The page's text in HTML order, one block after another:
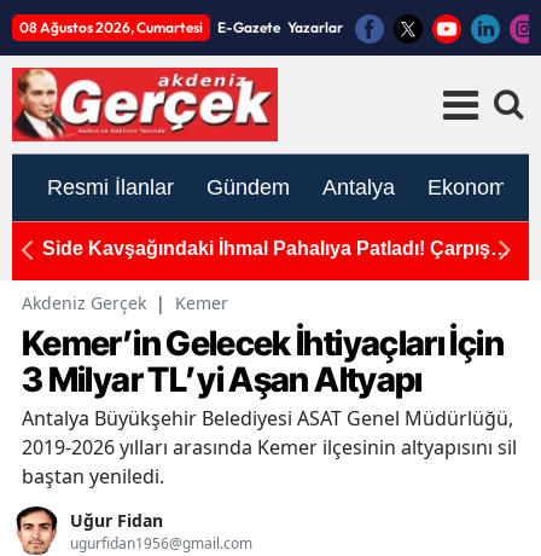
08 Ağustos 2026, Cumartesi E-Gazete Yazarlar
Resmi İlanlar Gündem Antalya Ekonomi
Side Kavşağındaki İhmal Pahalıya Patladı! Çarpışma
Akdeniz Gerçek | Kemer
Kemer’in Gelecek İhtiyaçları İçin
3 Milyar TL’yi Aşan Altyapı
Antalya Büyükşehir Belediyesi ASAT Genel Müdürlüğü,
2019-2026 yılları arasında Kemer ilçesinin altyapısını sil
baştan yeniledi.
Uğur Fidan
ugurfidan1956@gmail.com